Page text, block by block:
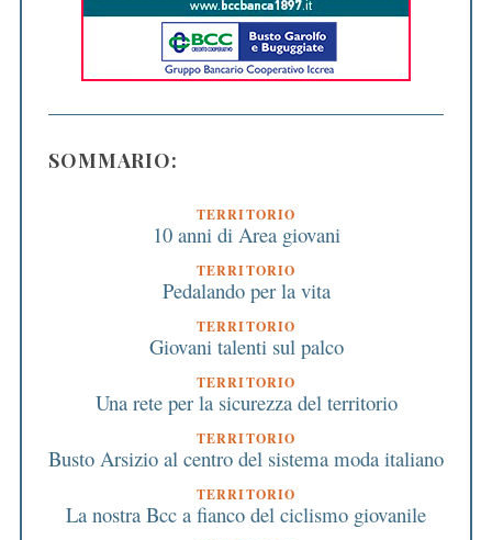
SOMMARIO:
TERRITORIO
10 anni di Area giovani
TERRITORIO
Pedalando per la vita
TERRITORIO
Giovani talenti sul palco
TERRITORIO
Una rete per la sicurezza del territorio
TERRITORIO
Busto Arsizio al centro del sistema moda italiano
TERRITORIO
La nostra Bcc a fianco del ciclismo giovanile